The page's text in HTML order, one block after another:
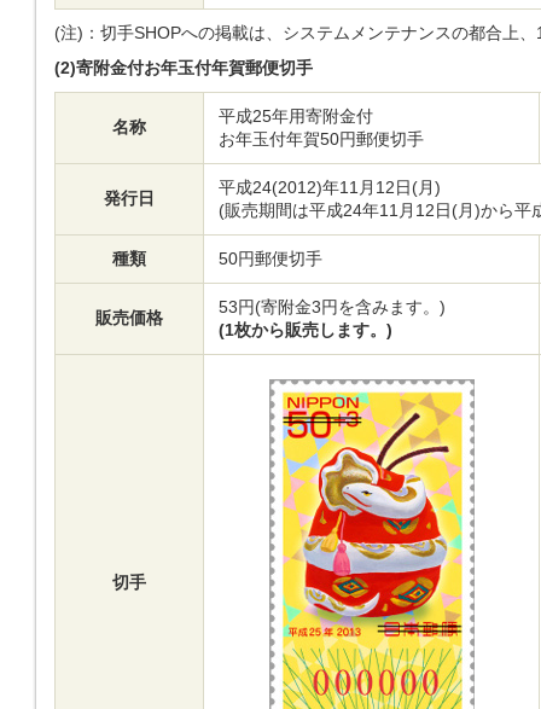
(注)： 切手SHOPへの掲載は、システムメンテナンスの都合上
(2)寄附金付お年玉付年賀郵便切手
名称
平成25年用寄附金付
お年玉付年賀50円郵便切手
発行日
平成24(2012)年11月12日(月)
(販売期間は平成24年11月12日(月)から
種類 50円郵便切手
販売価格
53円(寄附金3円を含みます。)
(1枚から販売します。)
切手